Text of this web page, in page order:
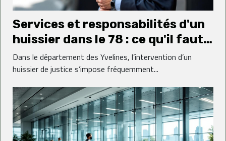
Services et responsabilités d'un
huissier dans le 78 : ce qu'il faut
savoir
Dans le département des Yvelines, l’intervention d’un
huissier de justice s’impose fréquemment...